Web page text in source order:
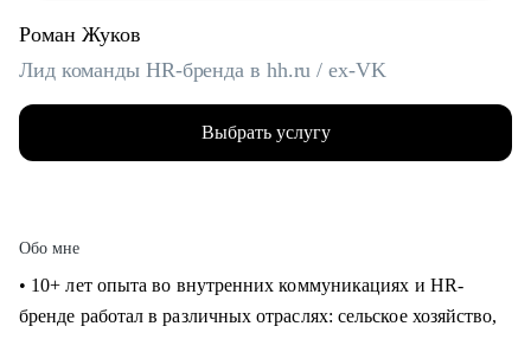
Роман Жуков
Лид команды HR-бренда в hh.ru / ex-VK
Выбрать услугу
Обо мне
• 10+ лет опыта во внутренних коммуникациях и HR-
бренде работал в различных отраслях: сельское хозяйство,